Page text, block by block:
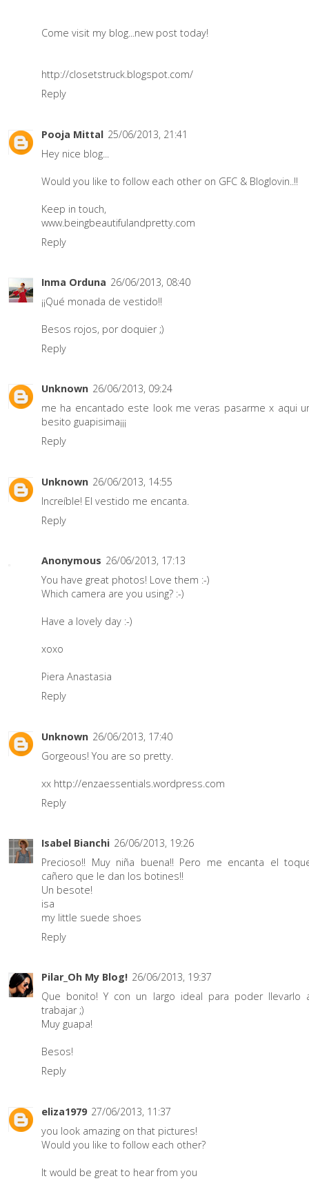
Come visit my blog...new post today!
http://closetstruck.blogspot.com/
Reply
Pooja Mittal 25/06/2013, 21:41
Hey nice blog...
Would you like to follow each other on GFC & Bloglovin..!!
Keep in touch,
www.beingbeautifulandpretty.com
Reply
Inma Orduna 26/06/2013, 08:40
¡¡Qué monada de vestido!!
Besos rojos, por doquier ;)
Reply
Unknown 26/06/2013, 09:24
me ha encantado este look me veras pasarme x aqui
besito guapisima¡¡¡
Reply
Unknown 26/06/2013, 14:55
Increíble! El vestido me encanta.
Reply
Anonymous 26/06/2013, 17:13
You have great photos! Love them :-)
Which camera are you using? :-)
Have a lovely day :-)
xoxo
Piera Anastasia
Reply
Unknown 26/06/2013, 17:40
Gorgeous! You are so pretty.
xx http://enzaessentials.wordpress.com
Reply
Isabel Bianchi 26/06/2013, 19:26
Precioso!! Muy niña buena!! Pero me encanta el
cañero que le dan los botines!!
Un besote!
isa
my little suede shoes
Reply
Pilar_Oh My Blog! 26/06/2013, 19:37
Que bonito! Y con un largo ideal para poder llevarlo
trabajar ;)
Muy guapa!
Besos!
Reply
eliza1979 27/06/2013, 11:37
you look amazing on that pictures!
Would you like to follow each other?
It would be great to hear from you